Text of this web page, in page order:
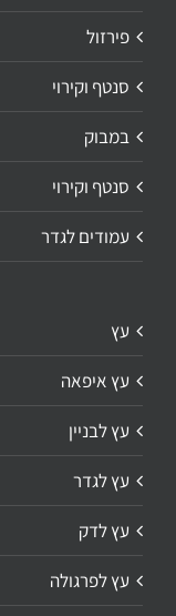
פירזול
סנטף וקירוי
במבוק
סנטף וקירוי
עמודים לגדר
עץ
עץ איפאה
עץ לבניין
עץ לגדר
עץ לדק
עץ לפרגולה